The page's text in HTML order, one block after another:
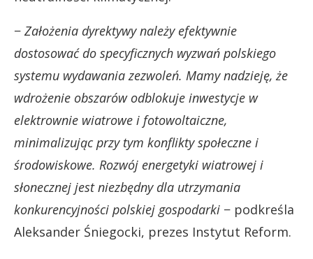
− Założenia dyrektywy należy efektywnie
dostosować do specyficznych wyzwań polskiego
systemu wydawania zezwoleń. Mamy nadzieję, że
wdrożenie obszarów odblokuje inwestycje w
elektrownie wiatrowe i fotowoltaiczne,
minimalizując przy tym konflikty społeczne i
środowiskowe. Rozwój energetyki wiatrowej i
słonecznej jest niezbędny dla utrzymania
konkurencyjności polskiej gospodarki − podkreśla
Aleksander Śniegocki, prezes Instytut Reform.